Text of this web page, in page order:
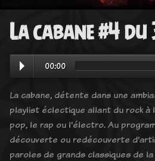
La cabane #4
00:00
La cabane, détente dans une
playlist éclectique allant du rock à
pop, le rap ou l'électro. Au
découverte ou redécouverte
paroles de grands classiques de la